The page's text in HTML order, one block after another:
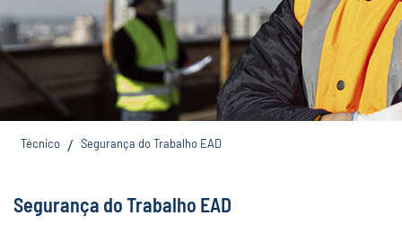
Técnico / Segurança do Trabalho EAD
Segurança do Trabalho EAD